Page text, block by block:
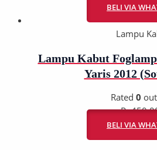
BELI VIA
Lampu
Lampu Kabut
Yaris 2012
Rated 0
Rp
BELI VIA